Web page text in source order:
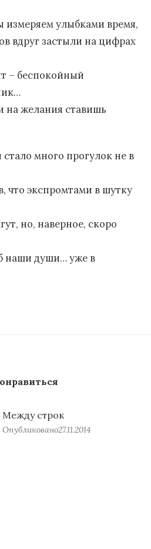
измеряем улыбками время,
вдруг застыли на цифрах
– беспокойный
на желания ставишь
много прогулок не в
что экспромтами в шутку
но, наверное, скоро
наши души… уже в
Между строк
Опубликовано27.11.2014